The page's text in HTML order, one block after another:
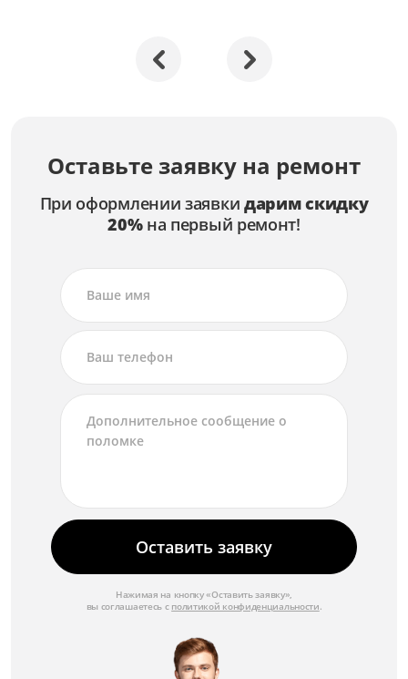
Оставьте заявку на ремонт
При оформлении заявки дарим скидку
20%на первый ремонт!
Оставить заявку
Нажимая на кнопку «Оставить заявку»,
вы соглашаетесь с политикой конфиденциальности.